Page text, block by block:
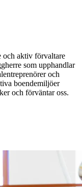
och aktiv förvaltare
som upphandlar
och
boendemiljöer
och förväntar oss.